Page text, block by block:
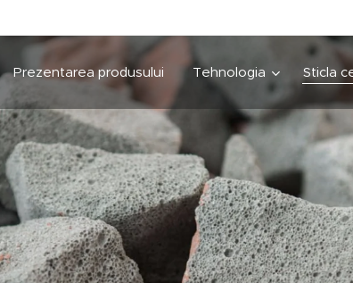
Prezentarea produsului Tehnologia Sticla